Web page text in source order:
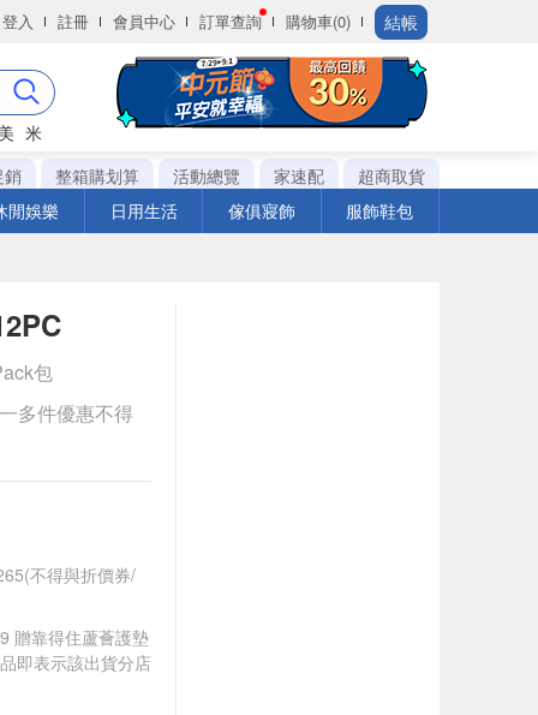
登入 註冊 會員中心 訂單查詢 購物車(0) 結帳
米
銷
整箱購划算 活動總覽 家速配
超商取貨
閒娛樂
日用生活 傢俱寢飾 服飾鞋包
包
多件優惠不得
不得與折價券/
贈靠得住蘆薈護墊
即表示該出貨分店